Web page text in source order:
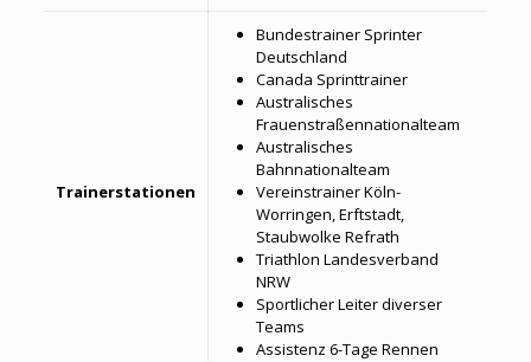
Trainerstationen
Bundestrainer Sprinter
Deutschland
Canada Sprinttrainer
Australisches
Frauenstraßennationalteam
Australisches
Bahnnationalteam
Vereinstrainer Köln-
Worringen, Erftstadt,
Staubwolke Refrath
Triathlon Landesverband
NRW
Sportlicher Leiter diverser
Teams
Assistenz 6-Tage Rennen